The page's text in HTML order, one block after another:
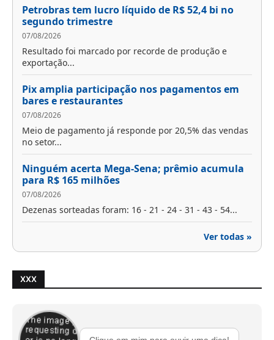
Petrobras tem lucro líquido de R$ 52,4 bi no
segundo trimestre
07/08/2026
Resultado foi marcado por recorde de produção e
exportação...
Pix amplia participação nos pagamentos em
bares e restaurantes
07/08/2026
Meio de pagamento já responde por 20,5% das vendas
no setor...
Ninguém acerta Mega-Sena; prêmio acumula
para R$ 165 milhões
07/08/2026
Dezenas sorteadas foram: 16 - 21 - 24 - 31 - 43 - 54...
Ver todas »
XXX